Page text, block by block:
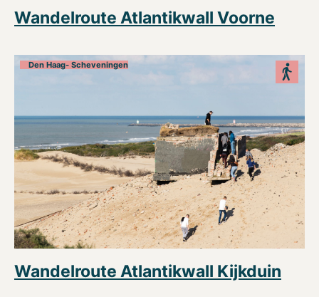
Wandelroute Atlantikwall Voorne
Den Haag- Scheveningen
Wandelroute Atlantikwall Kijkduin